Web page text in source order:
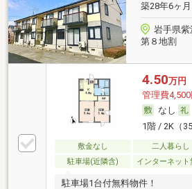
築28年6ヶ
岩手県
第８地割
4.50万円
管理費4,500
なし
1階 / 2K（
敷金なし 二人暮らし
駐車場(近隣含)
インターネット
駐車場1台付無料物件！